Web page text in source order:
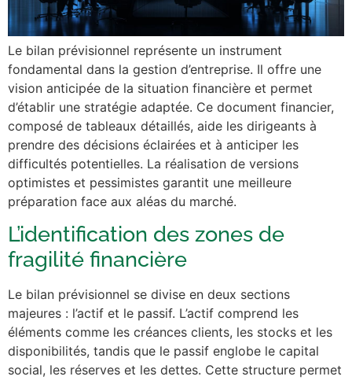
Le bilan prévisionnel représente un instrument
fondamental dans la gestion d’entreprise. Il offre une
vision anticipée de la situation financière et permet
d’établir une stratégie adaptée. Ce document financier,
composé de tableaux détaillés, aide les dirigeants à
prendre des décisions éclairées et à anticiper les
difficultés potentielles. La réalisation de versions
optimistes et pessimistes garantit une meilleure
préparation face aux aléas du marché.
L’identification des zones de
fragilité financière
Le bilan prévisionnel se divise en deux sections
majeures : l’actif et le passif. L’actif comprend les
éléments comme les créances clients, les stocks et les
disponibilités, tandis que le passif englobe le capital
social, les réserves et les dettes. Cette structure permet